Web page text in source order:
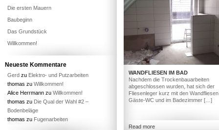
WANDFLIESEN IM BAD
Nachdem die Trockenbauarbeiten
abgeschlossen wurden, hat sich der
Fliesenleger kurz mit den
Gäste-WC und im Badezimmer […]
Read more
Die ersten Mauern
Baubeginn
Das Grundstück
Willkommen!
Neueste Kommentare
Gerd zu Elektro- und Putzarbeiten
thomas zu Willkommen!
Alice Herrmann zu Willkommen!
thomas zu Die Qual der Wahl #2 –
Bodenbeläge
thomas zu Fugenarbeiten